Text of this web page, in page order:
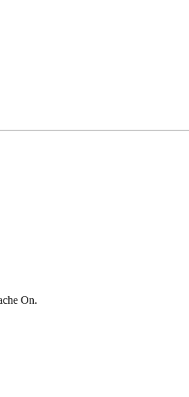
On.